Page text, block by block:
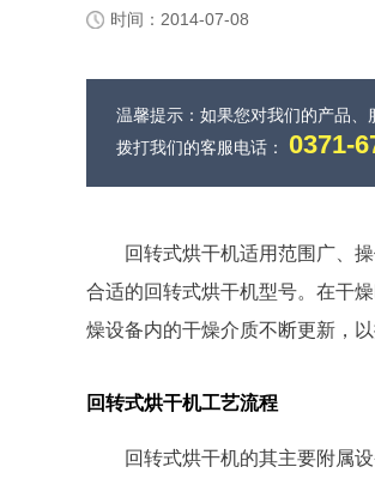
时间：2014-07-08
温馨提示：如果您对我们的产品
拨打我们的客服电话： 0371-
回转式烘干机适用范围广、
合适的回转式烘干机型号。在干
燥设备内的干燥介质不断更新，以
回转式烘干机工艺流程
回转式烘干机的其主要附属